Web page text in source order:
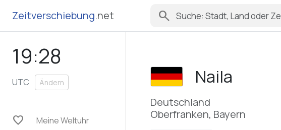
Zeitverschiebung.net search
19:28
UTC Ändern
favorite Meine Weltuhr
Naila
Deutschland
Oberfranken, Bayern